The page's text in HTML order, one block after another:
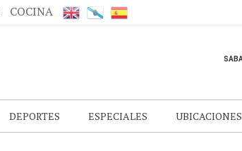
COCINA
DEPORTES ESPECIALES UBICACIONES